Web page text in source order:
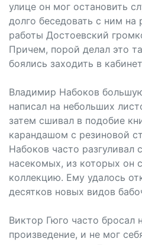
улице он мог остановить
долго беседовать с ним
работы Достоевский
Причем, порой делал это
боялись заходить в
Владимир Набоков
написал на небольших
затем сшивал в подобие
карандашом с резиновой
Набоков часто разгуливал
насекомых, из которых он
коллекцию. Ему удалось
десятков новых видов
Виктор Гюго часто бросал
произведение, и не мог